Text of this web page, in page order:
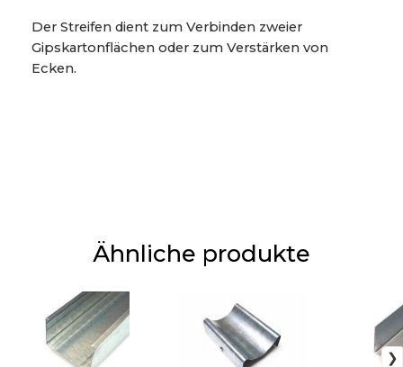
Der Streifen dient zum Verbinden zweier
Gipskartonflächen oder zum Verstärken von
Ecken.
Ähnliche produkte